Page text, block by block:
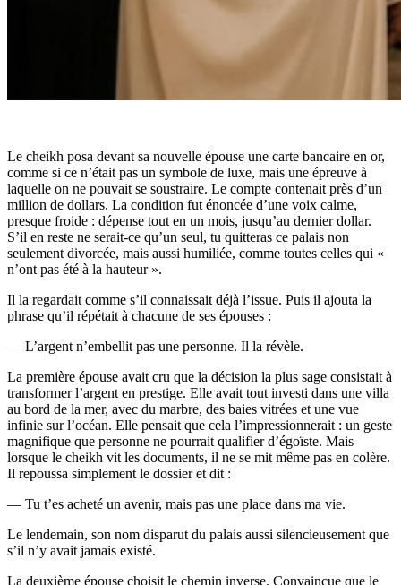
Le cheikh posa devant sa nouvelle épouse une carte bancaire en or,
comme si ce n’était pas un symbole de luxe, mais une épreuve à
laquelle on ne pouvait se soustraire. Le compte contenait près d’un
million de dollars. La condition fut énoncée d’une voix calme,
presque froide : dépense tout en un mois, jusqu’au dernier dollar.
S’il en reste ne serait-ce qu’un seul, tu quitteras ce palais non
seulement divorcée, mais aussi humiliée, comme toutes celles qui «
n’ont pas été à la hauteur ».
Il la regardait comme s’il connaissait déjà l’issue. Puis il ajouta la
phrase qu’il répétait à chacune de ses épouses :
— L’argent n’embellit pas une personne. Il la révèle.
La première épouse avait cru que la décision la plus sage consistait à
transformer l’argent en prestige. Elle avait tout investi dans une villa
au bord de la mer, avec du marbre, des baies vitrées et une vue
infinie sur l’océan. Elle pensait que cela l’impressionnerait : un geste
magnifique que personne ne pourrait qualifier d’égoïste. Mais
lorsque le cheikh vit les documents, il ne se mit même pas en colère.
Il repoussa simplement le dossier et dit :
— Tu t’es acheté un avenir, mais pas une place dans ma vie.
Le lendemain, son nom disparut du palais aussi silencieusement que
s’il n’y avait jamais existé.
La deuxième épouse choisit le chemin inverse. Convaincue que le